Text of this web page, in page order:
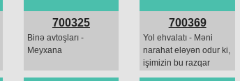
700325
Binə avtoşları -
Meyxana
700369
Yol ehvalatı - Məni
narahat eləyən odur ki,
işimizin bu razqar
vaxtında rəhmətliklər